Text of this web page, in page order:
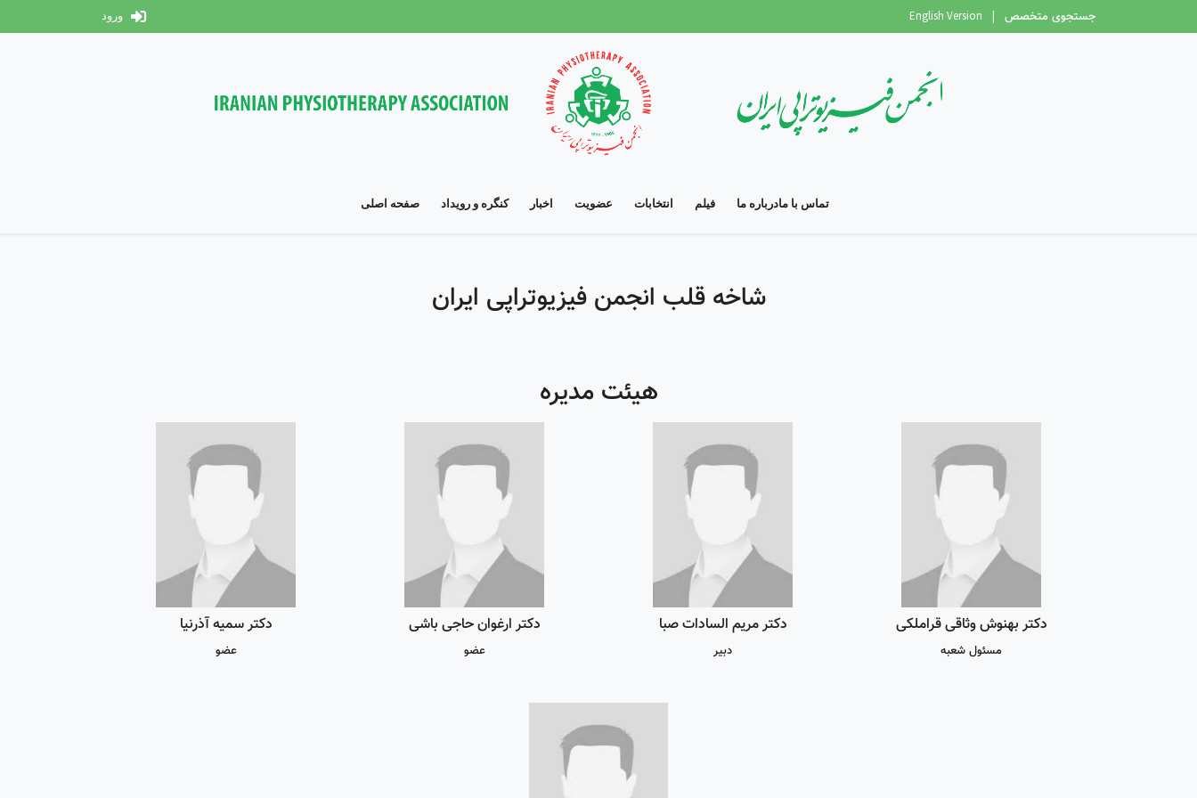
ورود English Version | جستجوی متخصص
صفحه اصلی کنگره و رویداد اخبار عضویت انتخابات فیلم درباره ماتماس با ما
شاخه قلب انجمن فیزیوتراپی ایران
هیئت مدیره
دکتر بهنوش وثاقی قراملکی
مسئول شعبه
دکتر مریم السادات صبا
دبیر
دکتر ارغوان حاجی باشی
عضو
دکتر سمیه آذرنیا
عضو